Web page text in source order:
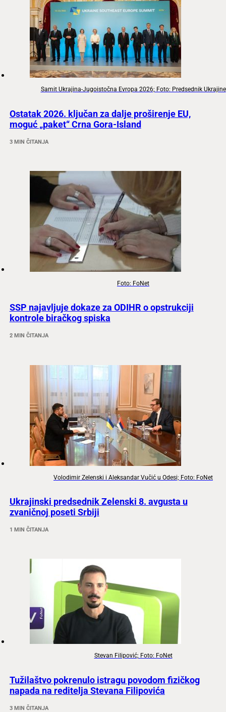
Samit Ukrajina-Jugoistočna Evropa 2026; Foto: Predsednik Ukrajine
Ostatak 2026. ključan za dalje proširenje EU,
moguć „paket“ Crna Gora-Island
3 MIN ČITANJA
Foto: FoNet
SSP najavljuje dokaze za ODIHR o opstrukciji
kontrole biračkog spiska
2 MIN ČITANJA
Volodimir Zelenski i Aleksandar Vučić u Odesi; Foto: FoNet
Ukrajinski predsednik Zelenski 8. avgusta u
zvaničnoj poseti Srbiji
1 MIN ČITANJA
Stevan Filipović; Foto: FoNet
Tužilaštvo pokrenulo istragu povodom fizičkog
napada na reditelja Stevana Filipovića
3 MIN ČITANJA